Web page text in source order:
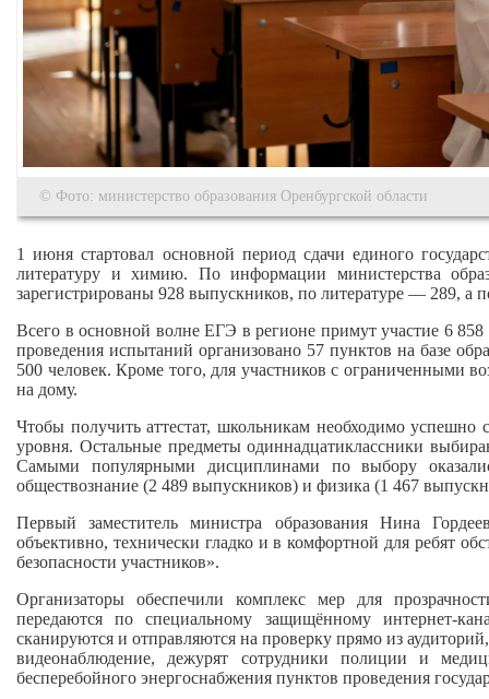
© Фото: министерство образования Оренбургской области
1 июня стартовал основной период сдачи единого
литературу и химию. По информации министерства
зарегистрированы 928 выпускников, по литературе — 289, а
Всего в основной волне ЕГЭ в регионе примут участие 6
проведения испытаний организовано 57 пунктов на базе
500 человек. Кроме того, для участников с ограниченными
на дому.
Чтобы получить аттестат, школьникам необходимо
уровня. Остальные предметы одиннадцатиклассники
Самыми популярными дисциплинами по выбору
обществознание (2 489 выпускников) и физика (1 467
Первый заместитель министра образования Нина
объективно, технически гладко и в комфортной для ребят
безопасности участников».
Организаторы обеспечили комплекс мер для
передаются по специальному защищённому
сканируются и отправляются на проверку прямо из
видеонаблюдение, дежурят сотрудники полиции и
бесперебойного энергоснабжения пунктов проведения